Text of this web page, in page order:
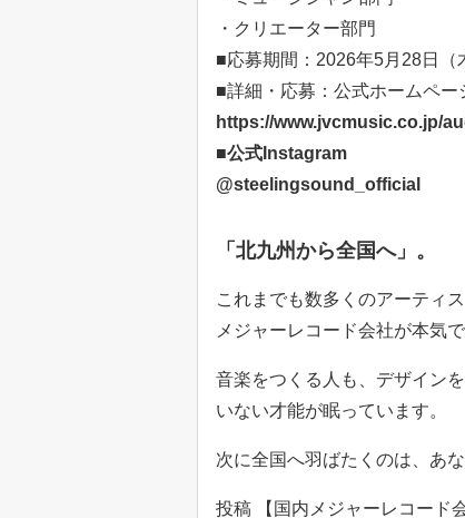
・クリエーター部門
■応募期間：2026年5月28日（
■詳細・応募：公式ホームペー
https://www.jvcmusic.co.jp/
■公式Instagram
@steelingsound_official
「北九州から全国へ」。
これまでも数多くのアーティ
メジャーレコード会社が本気
音楽をつくる人も、デザイン
いない才能が眠っています。
次に全国へ羽ばたくのは、あ
投稿 【国内メジャーレコード